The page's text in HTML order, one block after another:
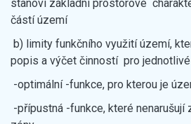
stanoví základní prostorové
částí území
b) limity funkčního využití území,
popis a výčet činností pro
-optimální -funkce, pro kterou je
-přípustná -funkce, které nenarušují